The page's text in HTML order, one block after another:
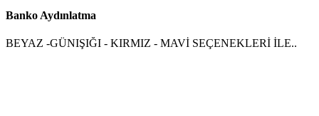
Banko Aydınlatma
BEYAZ -GÜNIŞIĞI - KIRMIZ - MAVİ SEÇENEKLERİ İLE..